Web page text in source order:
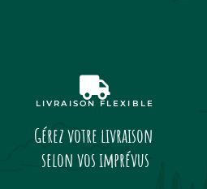
LIVRAISON FLEXIBLE
Gérez votre livraison
selon vos imprévus